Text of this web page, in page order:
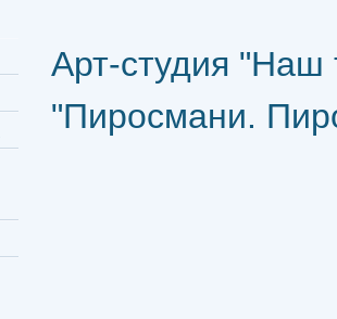
Арт-студия "Наш
"Пиросмани.